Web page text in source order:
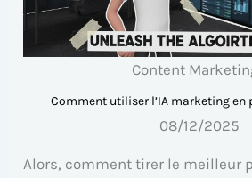
Content
Comment utiliser l’IA marketing en
08/12/2025
Alors, comment tirer le meilleur